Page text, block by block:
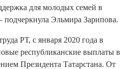
для молодых семей в
подчеркнула Эльмира Зарипова.
РТ, с января 2020 года в
республиканские выплаты в
Президента Татарстана. От